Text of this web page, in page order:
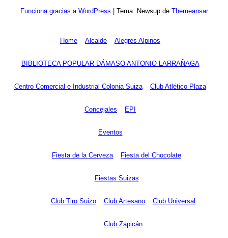
Funciona gracias a WordPress Tema: Newsup de Themeansar
Home Alcalde Alegres Alpinos
BIBLIOTECA POPULAR DÁMASO ANTONIO LARRAÑAGA
Centro Comercial e Industrial Colonia Suiza Club Atlético Plaza
Concejales EPI
Eventos
Fiesta de la Cerveza Fiesta del Chocolate
Fiestas Suizas
Club Tiro Suizo Club Artesano Club Universal
Club Zapicán